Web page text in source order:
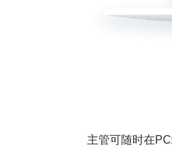
主管可随时在